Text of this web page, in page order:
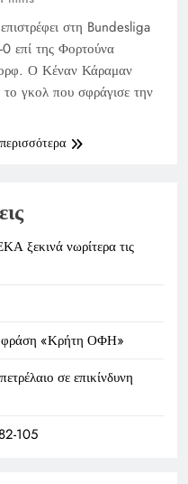
στη Bundesliga
0 επί της Φορτούνα
Ο Κέναν Κάραμαν
το γκολ που σφράγισε την
ξεκινά νωρίτερα τις
φράση «Κρήτη ΟΦΗ»
σε επικίνδυνη
105